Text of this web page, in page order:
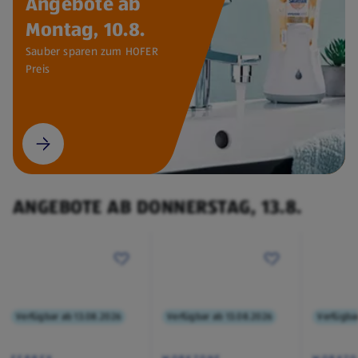
Montag, 10.8.
Sauber sparen zum HOFER
Preis
ANGEBOTE AB DONNERSTAG, 13.8.
Verfügbar ab 13.08.2026 Verfügbar ab 13.08.2026